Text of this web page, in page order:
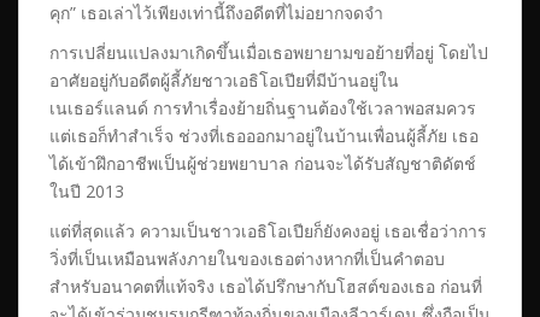
คุก” เธอเล่าไว้เพียงเท่านี้ถึงอดีตที่ไม่อยากจดจำ
การเปลี่ยนแปลงมาเกิดขึ้นเมื่อเธอพยายามขอย้ายที่อยู่ โดยไป
อาศัยอยู่กับอดีตผู้ลี้ภัยชาวเอธิโอเปียที่มีบ้านอยู่ใน
เนเธอร์แลนด์ การทำเรื่องย้ายถิ่นฐานต้องใช้เวลาพอสมควร
แต่เธอก็ทำสำเร็จ ช่วงที่เธอออกมาอยู่ในบ้านเพื่อนผู้ลี้ภัย เธอ
ได้เข้าฝึกอาชีพเป็นผู้ช่วยพยาบาล ก่อนจะได้รับสัญชาติดัตช์
ในปี 2013
แต่ที่สุดแล้ว ความเป็นชาวเอธิโอเปียก็ยังคงอยู่ เธอเชื่อว่าการ
วิ่งที่เป็นเหมือนพลังภายในของเธอต่างหากที่เป็นคำตอบ
สำหรับอนาคตที่แท้จริง เธอได้ปรึกษากับโฮสต์ของเธอ ก่อนที่